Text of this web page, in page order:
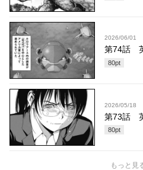
2026/06/01
第74話
80pt
2026/05/18
第73話
80pt
もっと見